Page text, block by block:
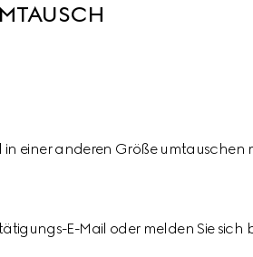
einer anderen Größe umtauschen
E-Mail oder melden Sie sich